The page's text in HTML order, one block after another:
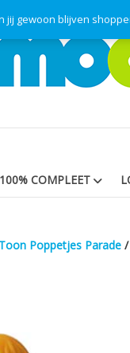
jij gewoon blijven
COMPLEET
Toon Poppetjes Parade